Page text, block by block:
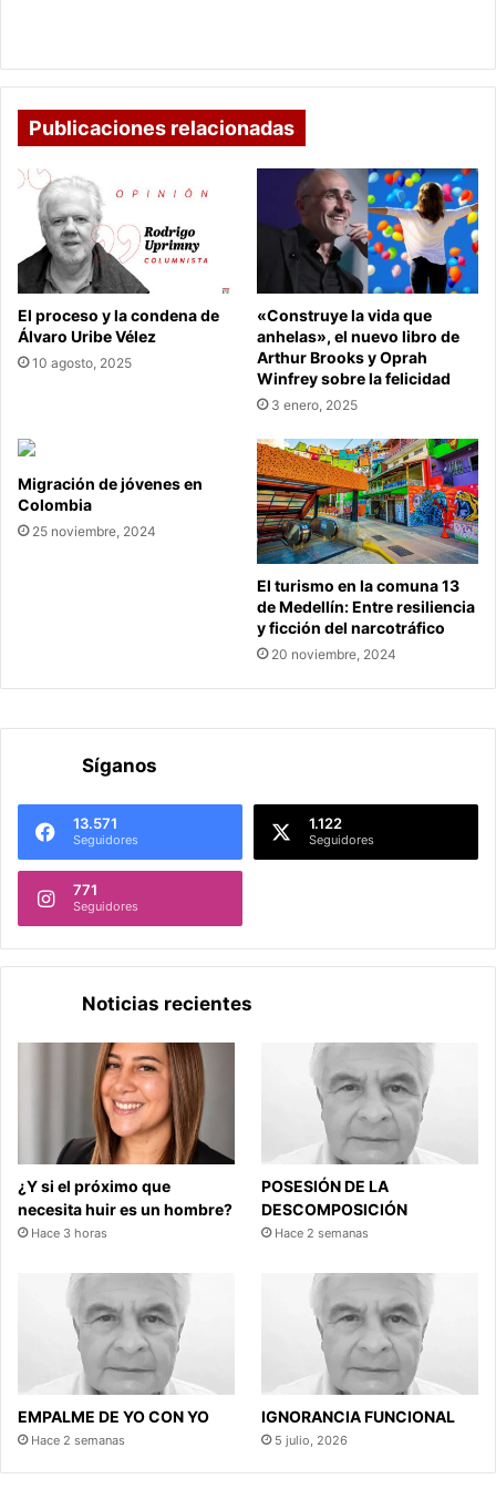
pago
de
la
segunda
jornada
Publicaciones relacionadas
El proceso y la condena de
Álvaro Uribe Vélez
10 agosto, 2025
«Construye la vida que
anhelas», el nuevo libro de
Arthur Brooks y Oprah
Winfrey sobre la felicidad
3 enero, 2025
Migración de jóvenes en
Colombia
25 noviembre, 2024
El turismo en la comuna 13
de Medellín: Entre resiliencia
y ficción del narcotráfico
20 noviembre, 2024
Síganos
13.571
Seguidores
1.122
Seguidores
771
Seguidores
Noticias recientes
¿Y si el próximo que
necesita huir es un hombre?
Hace 3 horas
POSESIÓN DE LA
DESCOMPOSICIÓN
Hace 2 semanas
EMPALME DE YO CON YO
Hace 2 semanas
IGNORANCIA FUNCIONAL
5 julio, 2026